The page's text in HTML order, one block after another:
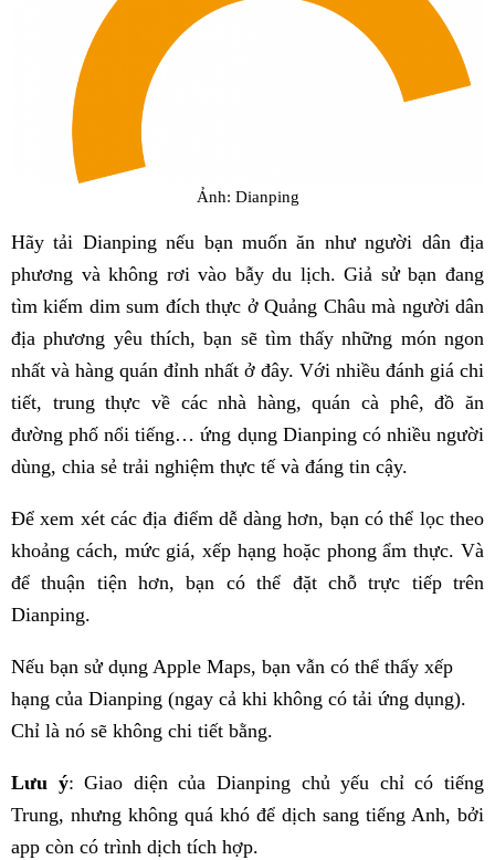
Ảnh: Dianping
Hãy tải Dianping nếu bạn muốn ăn như người dân địa
phương và không rơi vào bẫy du lịch. Giả sử bạn đang
tìm kiếm dim sum đích thực ở Quảng Châu mà người dân
địa phương yêu thích, bạn sẽ tìm thấy những món ngon
nhất và hàng quán đỉnh nhất ở đây. Với nhiều đánh giá chi
tiết, trung thực về các nhà hàng, quán cà phê, đồ ăn
đường phố nổi tiếng… ứng dụng Dianping có nhiều người
dùng, chia sẻ trải nghiệm thực tế và đáng tin cậy.
Để xem xét các địa điểm dễ dàng hơn, bạn có thể lọc theo
khoảng cách, mức giá, xếp hạng hoặc phong ẩm thực. Và
để thuận tiện hơn, bạn có thể đặt chỗ trực tiếp trên
Dianping.
Nếu bạn sử dụng Apple Maps, bạn vẫn có thể thấy xếp
hạng của Dianping (ngay cả khi không có tải ứng dụng).
Chỉ là nó sẽ không chi tiết bằng.
Lưu ý: Giao diện của Dianping chủ yếu chỉ có tiếng
Trung, nhưng không quá khó để dịch sang tiếng Anh, bởi
app còn có trình dịch tích hợp.